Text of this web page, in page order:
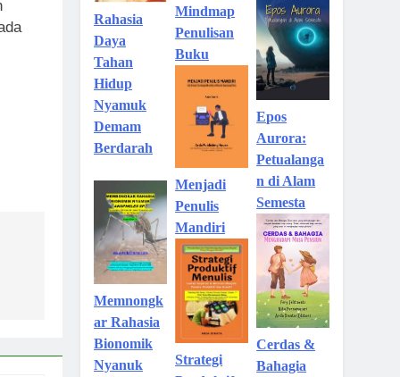
Rahasia
Daya
Tahan
Hidup
Nyamuk
Demam
Berdarah
Memnongk
ar Rahasia
Bionomik
Nyanuk
Mindmap
Penulisan
Buku
Menjadi
Penulis
Mandiri
Strategi
Epos
Aurora:
Petualanga
n di Alam
Semesta
Cerdas &
Bahagia